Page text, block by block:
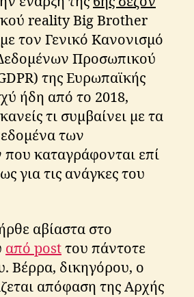
reality Big Brother
τον Γενικό Κανονισμό
Προσωπικού
της Ευρωπαϊκής
ήδη από το 2018,
τι συμβαίνει με τα
των
καταγράφονται επί
για τις ανάγκες του
αβίαστα στο
από post του πάντοτε
Βέρρα, δικηγόρου, ο
απόφαση της Αρχής